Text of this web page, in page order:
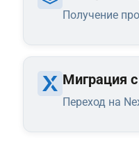
Получение
Миграция
Переход на